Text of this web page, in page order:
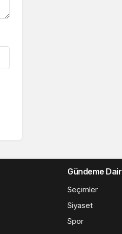
Gündeme Dair
Seçimler
Siyaset
Spor